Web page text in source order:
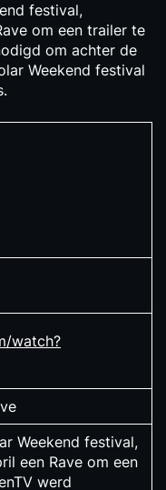
festival,
om een trailer te
om achter de
Weekend festival
watch?
Weekend festival,
een Rave om een
werd